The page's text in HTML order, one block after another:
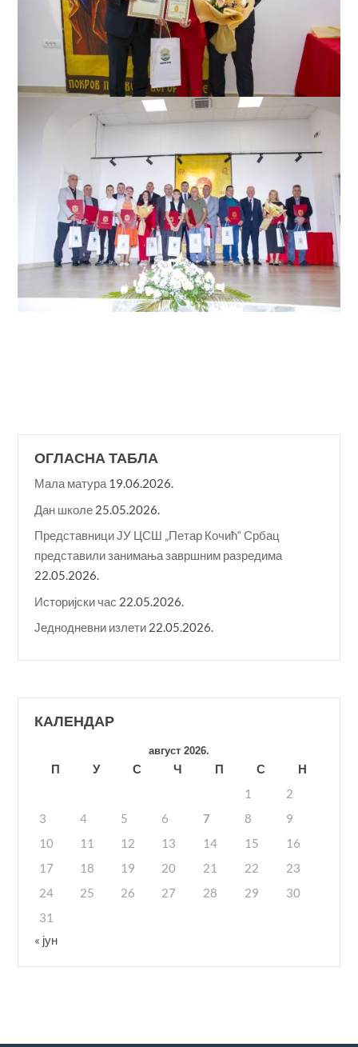
ОГЛАСНА ТАБЛА
Мала матура 19.06.2026.
Дан школе 25.05.2026.
Представници ЈУ ЦСШ „Петар Кочић“ Србац
представили занимања завршним разредима
22.05.2026.
Историјски час 22.05.2026.
Једнодневни излети 22.05.2026.
КАЛЕНДАР
август 2026.
П У С Ч П С
Н
1
2
3
4 5 6 7 8
9
10
11 12 13 14 15
16
17
18 19 20 21 22
23
24
25 26 27 28 29
30
31
« јун